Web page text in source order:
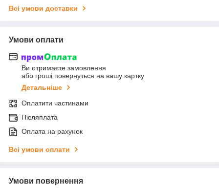
Всі умови доставки
Умови оплати
Ви отримаєте замовлення
або гроші повернуться на вашу картку
Детальніше
Оплатити частинами
Післяплата
Оплата на рахунок
Всі умови оплати
Умови повернення